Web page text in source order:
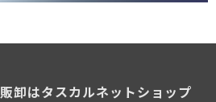
卸はタスカルネットショップ